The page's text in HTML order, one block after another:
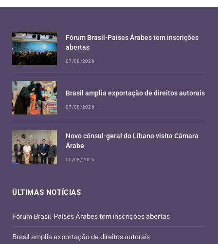
ÚLTIMAS NOTÍCIAS
Fórum Brasil-Países Árabes tem inscrições abertas
Brasil amplia exportação de direitos autorais
Fórum Brasil-Países Árabes tem inscrições
abertas
07/08/2026
Brasil amplia exportação de direitos autorais
07/08/2026
Novo cônsul-geral do Líbano visita Câmara
Árabe
06/08/2026